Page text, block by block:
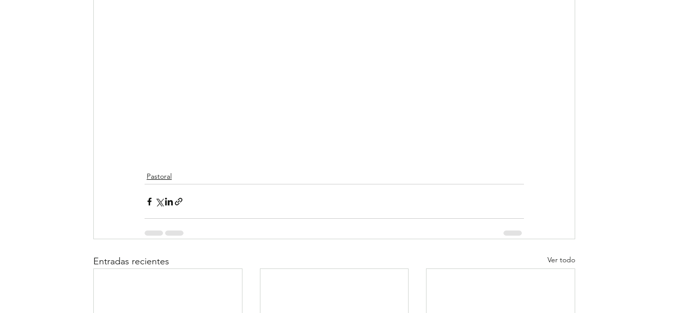
Pastoral
Entradas recientes Ver todo